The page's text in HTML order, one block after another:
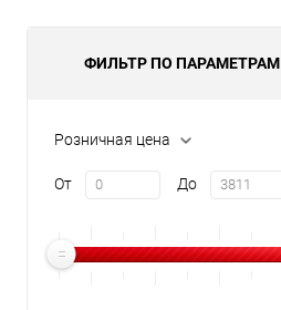
ФИЛЬТР ПО ПАРАМЕТРАМ
Розничная цена
От До